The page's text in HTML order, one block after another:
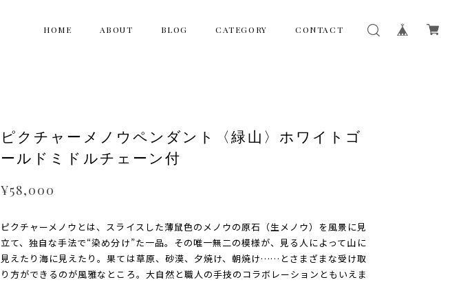
HOME ABOUT BLOG CATEGORY CONTACT
ピクチャーメノウペンダント〈緑山〉ホワイトゴ
ールドミドルチェーン付
¥58,000
ピクチャーメノウとは、スライスした薄鼠色のメノウの原石（生メノウ）を風景に見
立て、独自な手法で“染め分け”た一品。その唯一無二の模様が、見る人によって山に
見えたり海に見えたり。果ては草原、砂漠、夕焼け、朝焼け……とさまざまな受け取
り方ができるのが風雅なところ。大自然と職人の手技のコラボレーションともいえま